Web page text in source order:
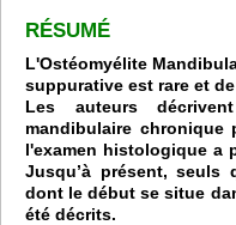
RÉSUMÉ
L'Ostéomyélite
suppurative est rare et
Les auteurs
mandibulaire
l'examen histologique a
Jusqu’à présent, seuls
dont le début se situe
été décrits.